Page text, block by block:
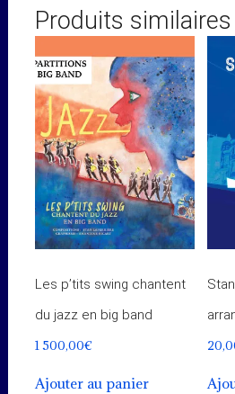
Produits similaires
Les p’tits swing chantent
du jazz en big band
1 500,00€
Ajouter au panier